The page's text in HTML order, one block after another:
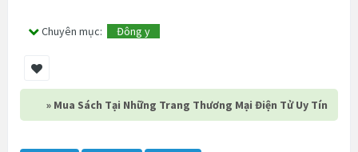
Chuyên mục: Đông y
» Mua Sách Tại Những Trang Thương Mại Điện Tử Uy Tín